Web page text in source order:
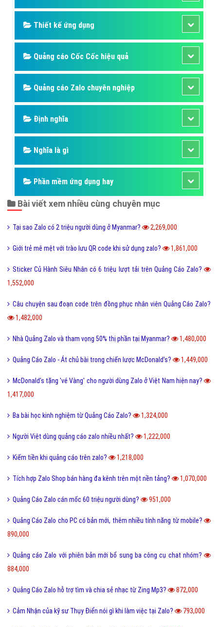
Thiết kế ứng dụng
Quảng cáo Cốc Cốc hiệu quả
Quảng cáo Zalo chuyên nghiệp
Định nghĩa
Nghĩa là gì
Phần mềm ứng dụng hay
Bài viết xem nhiều cùng chuyên mục
Tại sao Zalo có 2 triệu người dùng ở Myanmar? 2,269,000
Giới trẻ mê mệt với trào lưu QR code khi sử dụng zalo? 1,861,000
Sticker Củ Hành Siêu Nhân có 6 triệu lượt tải trên Quảng Cáo Zalo?
1,552,000
Câu chuyện sau đoạn code trên đồng phục nhân viên Quảng Cáo Zalo?
1,482,000
Nhà Quảng Zalo và tham vọng 50% thị phần tại Myanmar? 1,480,000
Quảng Cáo Zalo - Át chủ bài trong chiến lược McDonald’s? 1,449,000
McDonald’s tặng 'vé Vàng' cho người dùng Zalo ở Việt Nam hiện nay?
1,417,000
Ba bài học kinh nghiệm từ Quảng Cáo Zalo? 1,324,000
Người Việt dùng quảng cáo zalo nhiều nhất? 1,222,000
Kiếm tiền khi quảng cáo trên zalo? 1,218,000
Tích hợp Zalo Shop bán hàng đa kênh trên một nền tảng? 1,070,000
Quảng Cáo Zalo cán mốc 60 triệu người dùng? 951,000
Quảng Cáo Zalo cho PC có bản mới, thêm nhiều tính năng từ mobile?
890,000
Quảng cáo Zalo với phiên bản mới bổ sung ba công cụ chat nhóm?
884,000
Quảng Cáo Zalo hỗ trợ tìm và chia sẻ nhạc từ Zing Mp3? 872,000
Cảm Nhận của kỹ sư Thụy Điển nói gì khi làm việc tại Zalo? 793,000